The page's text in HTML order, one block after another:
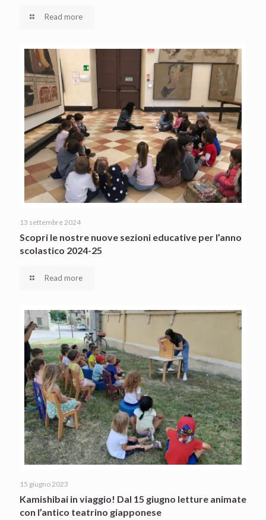
Read more
13 settembre 2024
Scopri le nostre nuove sezioni educative per l’anno
scolastico 2024-25
Read more
15 giugno 2023
Kamishibai in viaggio! Dal 15 giugno letture animate
con l’antico teatrino giapponese